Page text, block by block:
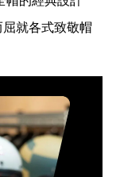
就各式致敬帽